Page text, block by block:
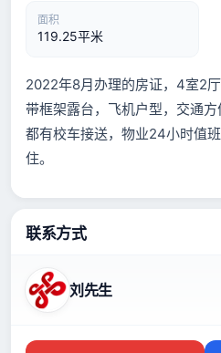
面积
119.25平米
2022年8月办理的房证，4室2
带框架露台，飞机户型，交通
都有校车接送，物业24小时值
住。
联系方式
刘先生